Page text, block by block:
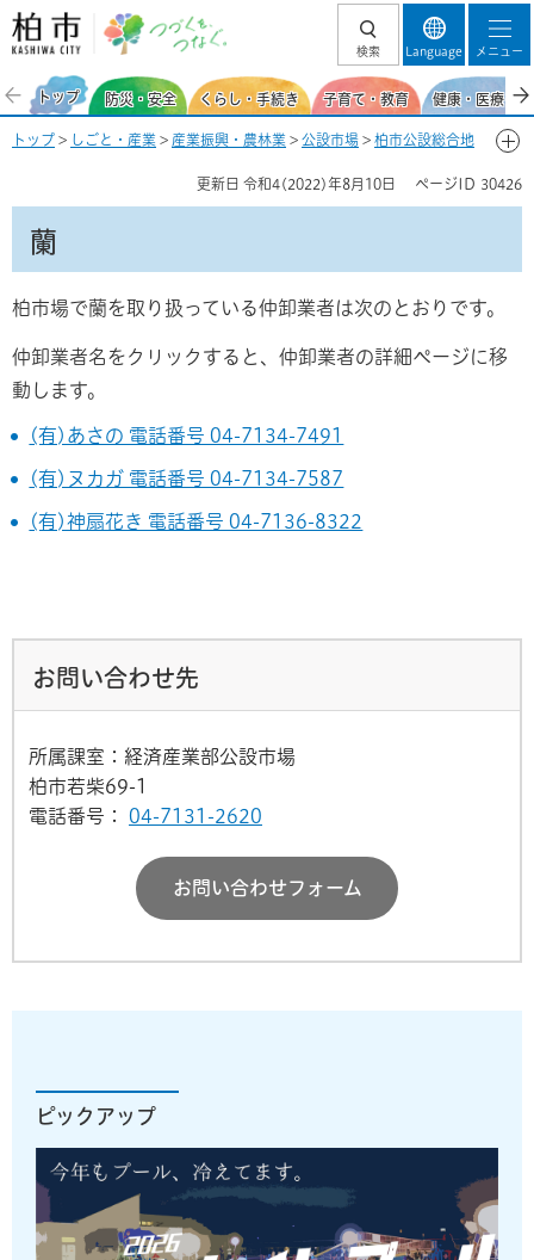
柏市 つづくを、
検索 Language メニュー
トップ 防災・安全 くらし・手続き 子育て・教育 健康・医療・
トップ > しごと・産業 > 産業振興・農林業 > 公設市場 > 柏市公設総合地
更新日 令和4(2022)年8月10日 ページID 30426
蘭
柏市場で蘭を取り扱っている仲卸業者は次のとおりです。
仲卸業者名をクリックすると、仲卸業者の詳細ページに移
動します。
(有)あさの 電話番号 04-7134-7491
(有)ヌカガ 電話番号 04-7134-7587
(有)神扇花き 電話番号 04-7136-8322
お問い合わせ先
所属課室：経済産業部公設市場
柏市若柴69-1
電話番号：
04-7131-2620
お問い合わせフォーム
ピックアップ